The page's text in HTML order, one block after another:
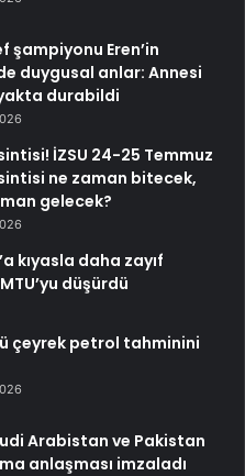
şampiyonu Eren’in
duygusal anlar: Annesi
durabildi
İZSU 24-25 Temmuz
ne zaman bitecek,
gelecek?
kıyasla daha zayıf
düşürdü
çeyrek petrol tahminini
Arabistan ve Pakistan
anlaşması imzaladı